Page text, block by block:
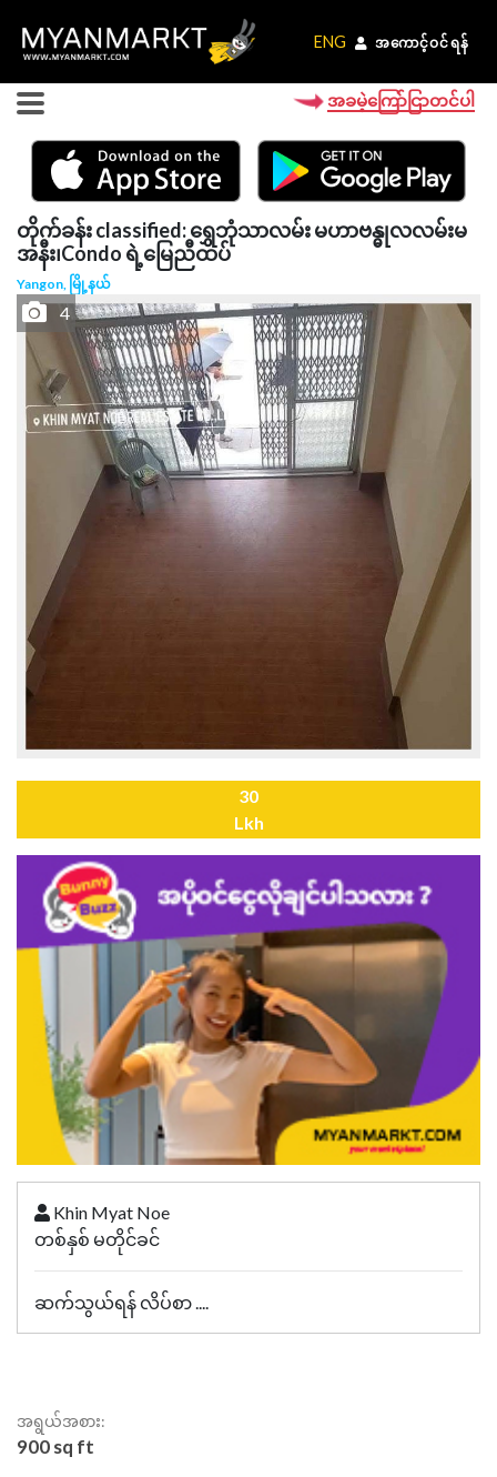
ENG အကောင့်ဝင်ရန်
ENG အကောင့်ဝင်ရန်
အခမဲ့ကြော်ငြာတင်ပါ
တိုက်ခန်း classified: ရွှေဘုံသာလမ်း မဟာဗန္ဓုလလမ်းမ
အနီး၊Condo ရဲ့မြေညီထပ်
Yangon, မြို့နယ်
4
30
Lkh
Khin Myat Noe
တစ်နှစ် မတိုင်ခင်
ဆက်သွယ်ရန် လိပ်စာ ....
အရွယ်အစား:
900 sq ft